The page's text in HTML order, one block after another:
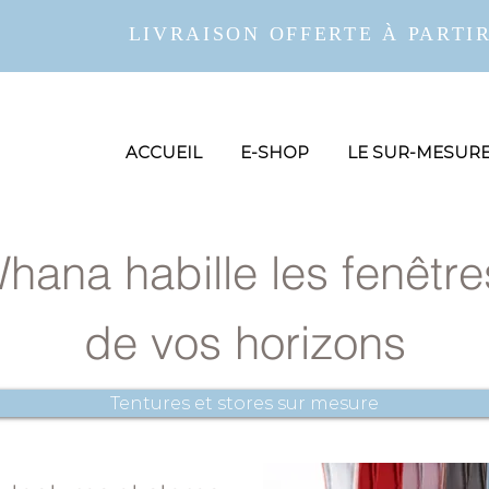
LIVRAISON OFFERTE À
ACCUEIL E-SHOP LE SUR-
habille les
de vos horizons
Tentures et stores sur mesure